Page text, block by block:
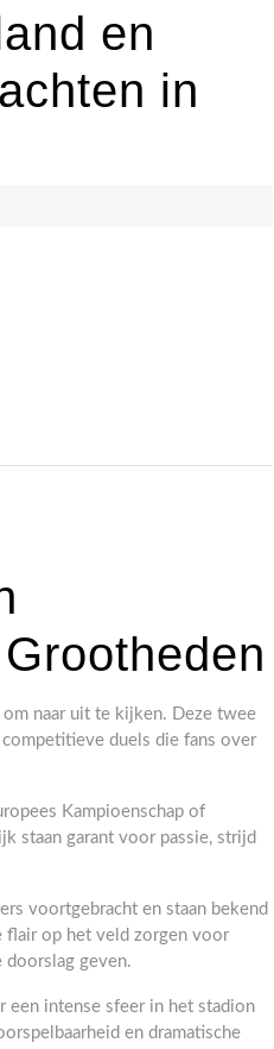
en
in
naar uit te kijken. Deze twee
duels die fans over
Kampioenschap of
staan garant voor passie, strijd
voortgebracht en staan bekend
flair op het veld zorgen voor
doorslag geven.
een intense sfeer in het stadion
en dramatische